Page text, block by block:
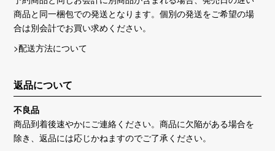
商品と同一梱包での発送となります。個別の発送をご希望の場
合は別会計でお買い求めください。
>配送方法について
返品について
不良品
商品到着後速やかにご連絡ください。商品に欠陥がある場合を
除き、返品には応じかねますのでご了承ください。